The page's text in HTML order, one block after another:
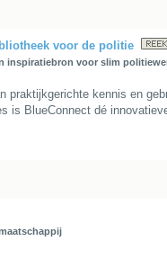
voor de politie
inspiratiebron voor slim
praktijkgerichte kennis en
is BlueConnect dé